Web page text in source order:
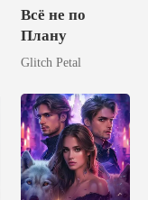
Всё не по
Плану
Glitch Petal